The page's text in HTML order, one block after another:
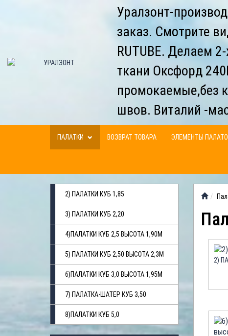
Уралзонт-
заказ. Смотрите
RUTUBE. Делаем
ткани Оксфорд
промокаемые,без
швов. Виталий -
ПАЛАТКИ ВОЗВРАТ ТОВАРА ЭЛЕМЕНТЫ
2) ПАЛАТКИ КУБ 1,85
3) ПАЛАТКИ КУБ 2,20
4)ПАЛАТКИ КУБ 2,5 ВЫСОТА 1,90М
5) ПАЛАТКИ КУБ 2,50 ВЫСОТА 2,3М
6)ПАЛАТКИ КУБ 3,0 ВЫСОТА 1,95М
7) ПАЛАТКА-ШАТЕР КУБ 3,50
8)ПАЛАТКИ КУБ 5,0
2)